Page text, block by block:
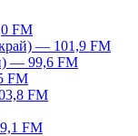
FM
— 101,9 FM
— 99,6 FM
FM
FM
FM